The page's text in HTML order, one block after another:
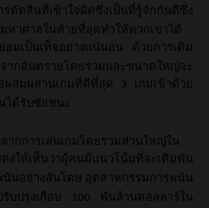
ตัดสินที่เข้าใจผิดซึ่งเป็นที่รู้จักกันดีซึ่ง
หาศาลในท้ายที่สุดทำให้พวกเขาได้
มเป็นเท็จอย่างแน่นอน
ด้วยการเดิม
ากอันตรายโดยรวมและขนาดใหญ่จะ
ผสมผสานเกมที่ดีที่สุด
3 เกมเข้าด้วย
ได้รับชัยชนะ
กการเล่นเกมโดยรวมส่วนใหญ่ใน
ดงให้เห็นว่าผู้คนมีแนวโน้มที่จะเดิมพัน
นันอย่างสันโดษ อุตสาหกรรมการพนัน
บปรุงเกือบ 100 พันล้านดอลลาร์ใน